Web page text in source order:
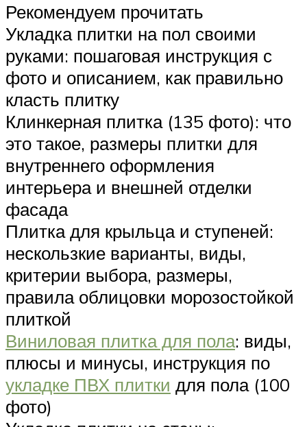
Рекомендуем прочитать
Укладка плитки на пол своими
руками: пошаговая инструкция с
фото и описанием, как правильно
класть плитку
Клинкерная плитка (135 фото): что
это такое, размеры плитки для
внутреннего оформления
интерьера и внешней отделки
фасада
Плитка для крыльца и ступеней:
нескользкие варианты, виды,
критерии выбора, размеры,
правила облицовки морозостойкой
плиткой
Виниловая плитка для пола: виды,
плюсы и минусы, инструкция по
укладке ПВХ плитки для пола (100
фото)